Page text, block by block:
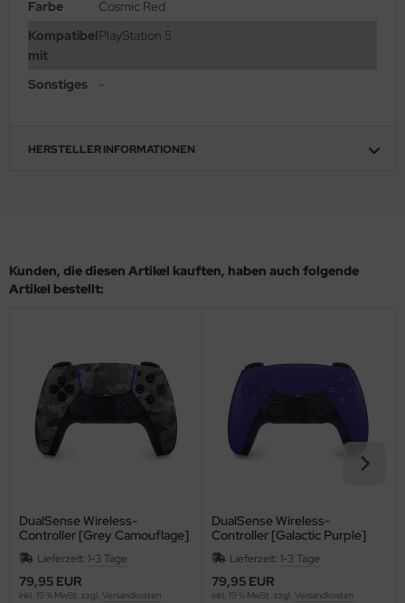
Farbe
Cosmic Red
Kompatibel
mit
PlayStation 5
Sonstiges -
HERSTELLER INFORMATIONEN
Kunden, die diesen Artikel kauften, haben auch folgende
Artikel bestellt:
DualSense Wireless-
Controller [Grey Camouflage]
{PlayStation 5}
Lieferzeit: 1-3 Tage
79,95 EUR
inkl. 19 % MwSt. zzgl. Versandkosten
DualSense Wireless-
Controller [Galactic Purple]
{PlayStation 5}
Lieferzeit: 1-3 Tage
79,95 EUR
inkl. 19 % MwSt. zzgl. Versandkosten